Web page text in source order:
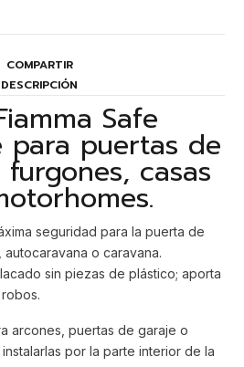
COMPARTIR
DESCRIPCIÓN
Safe
para puertas de
casas
seguridad para la puerta de
o caravana.
sin piezas de plástico; aporta
arcones, puertas de garaje o
por la parte interior de la